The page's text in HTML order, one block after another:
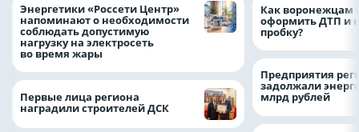
Энергетики «Россети Центр»
напоминают о необходимости
соблюдать допустимую
нагрузку на электросеть
во время жары
Первые лица региона
наградили строителей ДСК
Как воронежцам
оформить ДТП и
пробку?
Предприятия
задолжали
млрд рублей